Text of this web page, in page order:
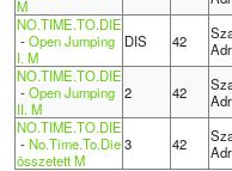
M
NO.TIME.TO.DIE
-Open Jumping
I. M
DIS 42
NO.TIME.TO.DIE
-Open Jumping
II. M
2 42
NO.TIME.TO.DIE
-No.Time.To.Die
összetett M
3 42